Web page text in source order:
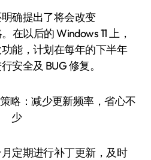
确提出了将会改变
在以后的 Windows 11 上，
能，计划在每年的下半年
安全及 BUG 修复。
定期进行补丁更新，及时